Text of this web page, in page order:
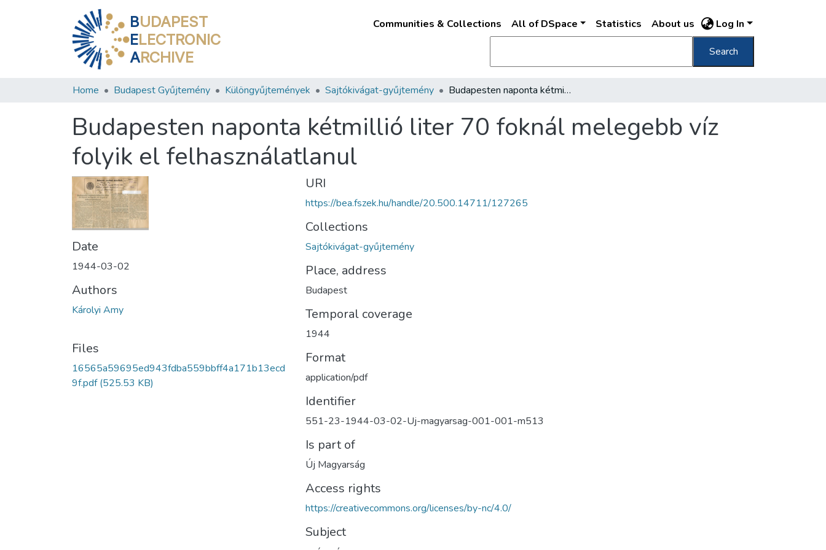
BUDAPEST
ELECTRONIC
ARCHIVE
Communities & Collections All of DSpace Statistics About us Log In
Search
Home Budapest Gyűjtemény Különgyűjtemények Sajtókivágat-gyűjtemény Budapesten naponta kétmillió liter 70 foknál melegebb víz folyik el felhasználatlanul
Budapesten naponta kétmillió liter 70 foknál melegebb víz
folyik el felhasználatlanul
Date
1944-03-02
Authors
Károlyi Amy
Files
16565a59695ed943fdba559bbff4a171b13ecd
9f.pdf(525.53 KB)
URI
https://bea.fszek.hu/handle/20.500.14711/127265
Collections
Sajtókivágat-gyűjtemény
Place, address
Budapest
Temporal coverage
1944
Format
application/pdf
Identifier
551-23-1944-03-02-Uj-magyarsag-001-001-m513
Is part of
Új Magyarság
Access rights
https://creativecommons.org/licenses/by-nc/4.0/
Subject